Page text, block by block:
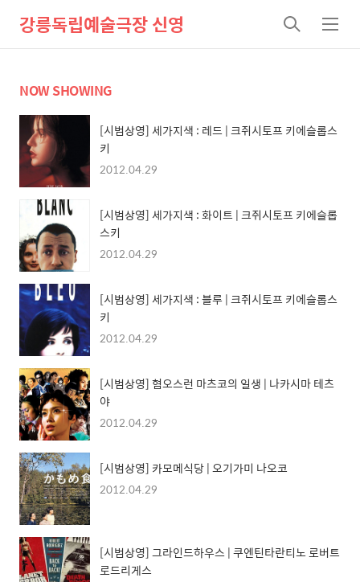
강릉독립예술극장 신영
검
색
메
뉴
NOW SHOWING
[시범상영] 세가지색 : 레드 | 크쥐시토프 키에슬롭스
키
2012.04.29
[시범상영] 세가지색 : 화이트 | 크쥐시토프 키에슬롭
스키
2012.04.29
[시범상영] 세가지색 : 블루 | 크쥐시토프 키에슬롭스
키
2012.04.29
[시범상영] 혐오스런 마츠코의 일생 | 나카시마 테츠
야
2012.04.29
[시범상영] 카모메식당 | 오기가미 나오코
2012.04.29
[시범상영] 그라인드하우스 | 쿠엔틴타란티노 로버트
로드리게스